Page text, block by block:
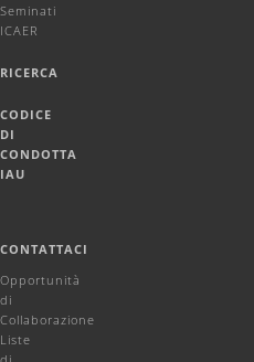
Seminati
ICAER
RICERCA
CODICE
DI
CONDOTTA
IAU
CONTATTACI
Opportunità
di
Collaborazione
Liste